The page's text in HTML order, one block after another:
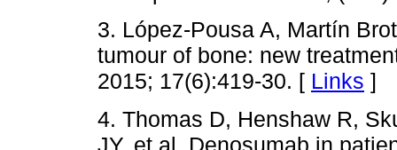
3. López-Pousa A, Martín
tumour of bone: new
2015; 17(6):419-30. [ Links ]
4. Thomas D, Henshaw R,
JY, et al. Denosumab in